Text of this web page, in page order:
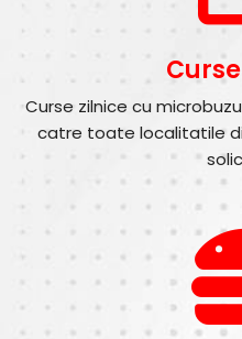
Curse zilnice cu
catre toate localitatile